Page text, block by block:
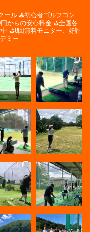
ール ⛳️初心者ゴルフコン
円からの安心料金 ⛳️全国各
⛳️8回無料モニター、好評
ミー